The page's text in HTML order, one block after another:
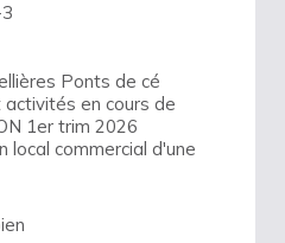
Ponts de cé
en cours de
1er trim 2026
local commercial d'une